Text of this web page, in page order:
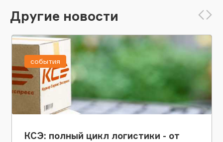
Другие новости
КСЭ: полный цикл логистики - от
события